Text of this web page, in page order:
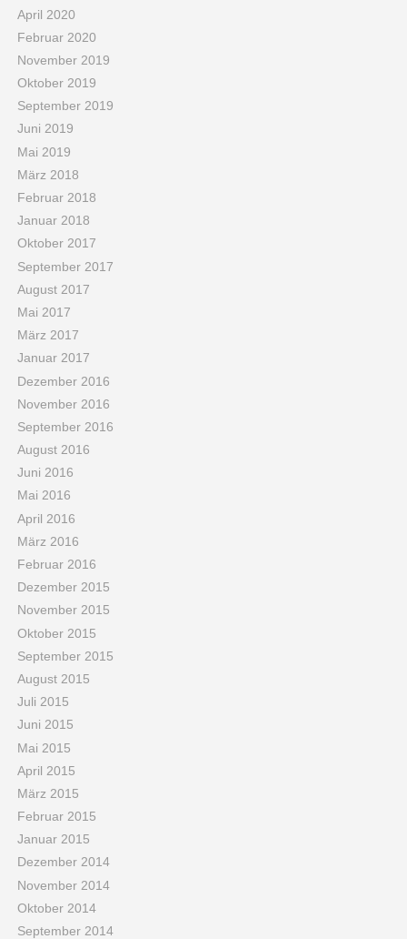
April 2020
Februar 2020
November 2019
Oktober 2019
September 2019
Juni 2019
Mai 2019
März 2018
Februar 2018
Januar 2018
Oktober 2017
September 2017
August 2017
Mai 2017
März 2017
Januar 2017
Dezember 2016
November 2016
September 2016
August 2016
Juni 2016
Mai 2016
April 2016
März 2016
Februar 2016
Dezember 2015
November 2015
Oktober 2015
September 2015
August 2015
Juli 2015
Juni 2015
Mai 2015
April 2015
März 2015
Februar 2015
Januar 2015
Dezember 2014
November 2014
Oktober 2014
September 2014